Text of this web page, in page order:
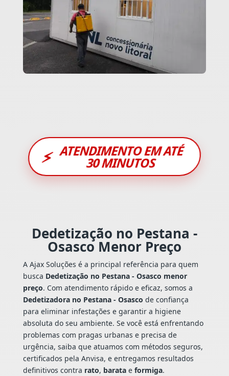
⚡ ATENDIMENTO EM ATÉ
30 MINUTOS
Dedetização no Pestana -
Osasco Menor Preço
A Ajax Soluções é a principal referência para quem
busca Dedetização no Pestana - Osasco menor
preço. Com atendimento rápido e eficaz, somos a
Dedetizadora no Pestana - Osasco de confiança
para eliminar infestações e garantir a higiene
absoluta do seu ambiente. Se você está enfrentando
problemas com pragas urbanas e precisa de
urgência, saiba que atuamos com métodos seguros,
certificados pela Anvisa, e entregamos resultados
definitivos contra rato, baratae formiga.